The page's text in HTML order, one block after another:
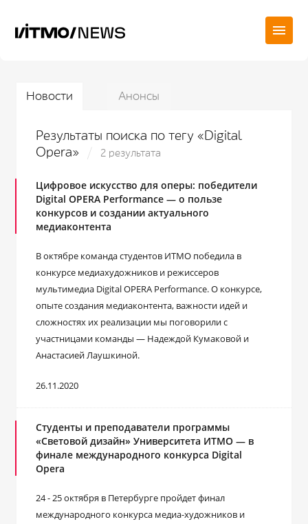
Новости Анонсы
Результаты поиска по тегу «Digital
Opera»
2 результата
Цифровое искусство для оперы: победители
Digital OPERA Performance ― о пользе
конкурсов и создании актуального
медиаконтента
В октябре команда студентов ИТМО победила в
конкурсе медиахудожников и режиссеров
мультимедиа Digital OPERA Performance. О конкурсе,
опыте создания медиаконтента, важности идей и
сложностях их реализации мы поговорили с
участницами команды ― Надеждой Кумаковой и
Анастасией Лаушкиной.
26.11.2020
Студенты и преподаватели программы
«Световой дизайн» Университета ИТМО — в
финале международного конкурса Digital
Opera
24 - 25 октября в Петербурге пройдет финал
международного конкурса медиа-художников и